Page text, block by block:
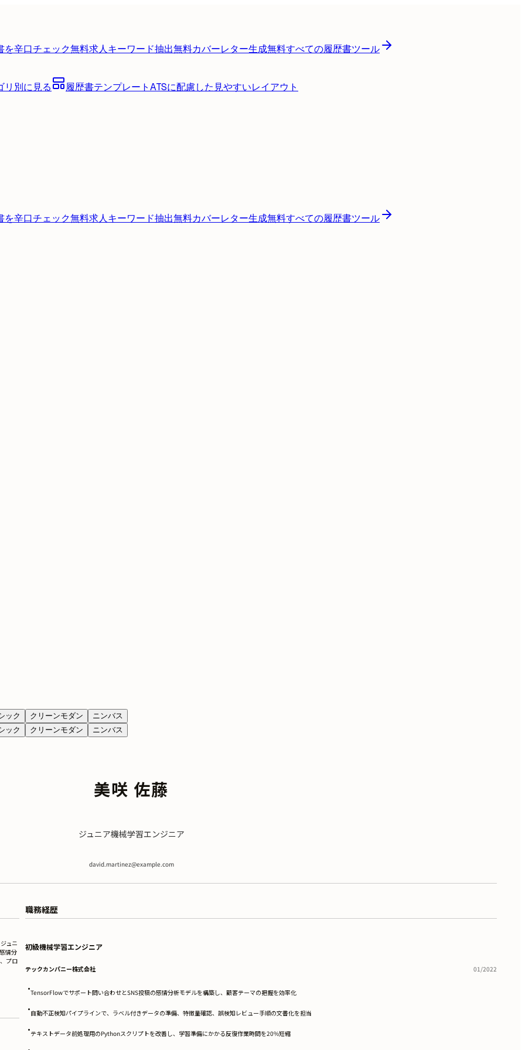
を辛口チェック無料求人キーワード抽出無料カバーレター生成無料すべての履歴書ツール
リ別に見る 履歴書テンプレートATSに配慮した見やすいレイアウト
を辛口チェック無料求人キーワード抽出無料カバーレター生成無料すべての履歴書ツール
ック クリーンモダン
ニンバス
ック
クリーンモダン ニンバス
美咲 佐藤
ジュニア機械学習エンジニア
david.martinez@example.com
ュニ
情分
プロ
職務経歴
初級機械学習エンジニア
テックカンパニー株式会社 01/2022
•TensorFlowでサポート問い合わせとSNS投稿の感情分析モデルを構築し、顧客テーマの把握を効率化
•自動不正検知パイプラインで、ラベル付きデータの準備、特徴量確認、誤検知レビュー手順の文書化を担当
•テキストデータ前処理用のPythonスクリプトを改善し、学習準備にかかる反復作業時間を20%短縮